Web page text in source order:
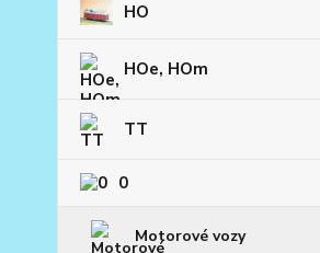
HO
HOe, HOm
TT
0
Motorové vozy